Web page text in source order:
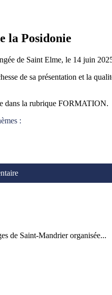
la Posidonie
de Saint Elme, le 14 juin
de sa présentation et la
dans la rubrique FORMATION.
:
de Saint-Mandrier organisée...